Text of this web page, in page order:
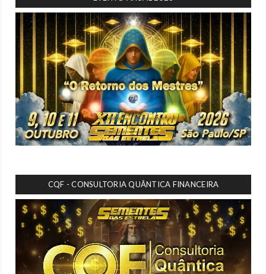
CQF - CONSULTORIA QUÂNTICA FINANCEIRA